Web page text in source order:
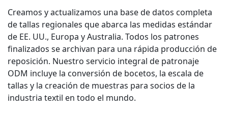
Creamos y actualizamos una base de datos completa
de tallas regionales que abarca las medidas estándar
de EE. UU., Europa y Australia. Todos los patrones
finalizados se archivan para una rápida producción de
reposición. Nuestro servicio integral de patronaje
ODM incluye la conversión de bocetos, la escala de
tallas y la creación de muestras para socios de la
industria textil en todo el mundo.